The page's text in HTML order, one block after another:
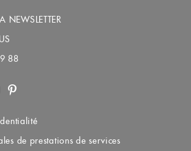
NEWSLETTER
88
de prestations de services